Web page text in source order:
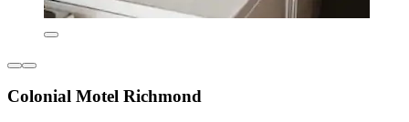
Colonial Motel Richmond